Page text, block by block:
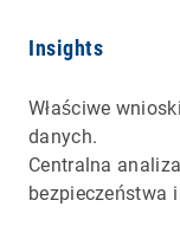
Insights
Właściwe
danych.
Centralna
bezpieczeństwa